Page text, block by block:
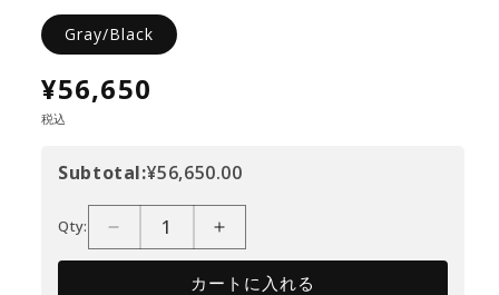
Gray/Black
¥56,650
税込
Subtotal:¥56,650.00
Qty:
カートに入れる